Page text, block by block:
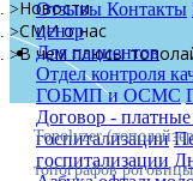
Отзывы Контакты
центр
Для пациентов
Отдел контроля
ГОБМП и ОСМС
Договор - платные
госпитализации
госпитализации
Новости
СМИ о нас
В чем плюсы
Topolyzer
топографов